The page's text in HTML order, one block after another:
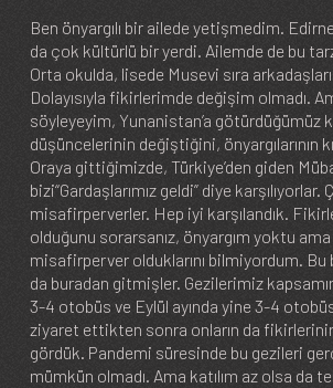
Ben önyargılı bir ailede yetişmedim.
da çok kültürlü bir yerdi. Ailemde de bu
Orta okulda, lisede Musevi sıra
Dolayısıyla fikirlerimde değişim olmadı.
söyleyeyim, Yunanistan’a götürdüğümüz
düşüncelerinin değiştiğini, önyargılarının
Oraya gittiğimizde, Türkiye’den giden
bizi“Gardaşlarımız geldi” diye karşılıyorlar.
misafirperverler. Hep iyi karşılandık.
olduğunu sorarsanız, önyargım yoktu
misafirperver olduklarını bilmiyordum. Bu
da buradan gitmişler. Gezilerimiz
3-4 otobüs ve Eylül ayında yine 3-4
ziyaret ettikten sonra onların da
gördük. Pandemi süresinde bu gezileri
mümkün olmadı. Ama katılım az olsa da